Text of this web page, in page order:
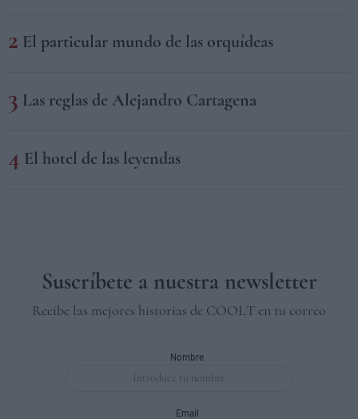
El particular mundo de las orquídeas
Las reglas de Alejandro Cartagena
El hotel de las leyendas
Suscríbete a nuestra newsletter
Recibe las mejores historias de COOLT en tu correo
Nombre
Email